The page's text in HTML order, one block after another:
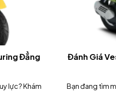
Đẳng
lực? Khám
Đánh Giá
Bạn đang tìm